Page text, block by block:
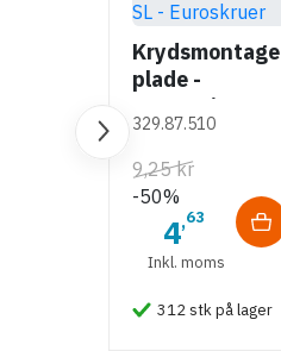
192 mm
Farve
Metalfarvet
Montering
Type
Grebsliste
Krydsmontage
plade -
Duomatic SL -
Euroskruer
329.87.510
9,25 kr
-50%
4,63
Inkl. moms
312 stk på lager